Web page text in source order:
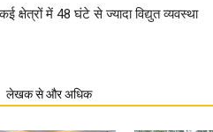
क्षेत्रों में 48 घंटे से ज्यादा विद्युत व्यवस्था
लेखक से और अधिक